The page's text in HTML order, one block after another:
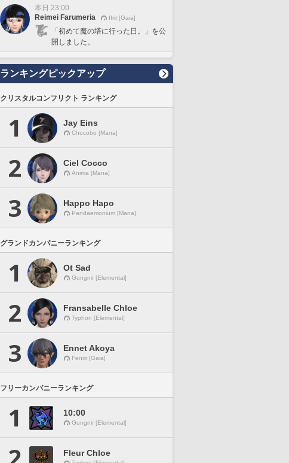
本日 23:00
Reimei Farumeria
Ifrit [Gaia]
「初めて魔の塔に行った日。」を公
開しました。
ランキングピックアップ
クリスタルコンフリクト ランキング
1 Jay Eins
Chocobo [Mana]
2 Ciel Cocco
Anima [Mana]
3 Happo Hapo
Pandaemonium [Mana]
グランドカンパニーランキング
1 Ot Sad
Gungnir [Elemental]
2 Fransabelle Chloe
Typhon [Elemental]
3 Ennet Akoya
Fenrir [Gaia]
フリーカンパニーランキング
1 10:00
Gungnir [Elemental]
Fleur Chloe